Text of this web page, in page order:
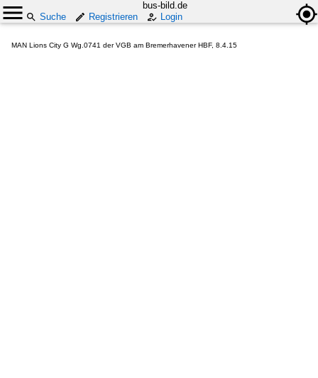
bus-bild.de
Suche
Registrieren Login
MAN Lions City G Wg.0741 der VGB am Bremerhavener HBF, 8.4.15